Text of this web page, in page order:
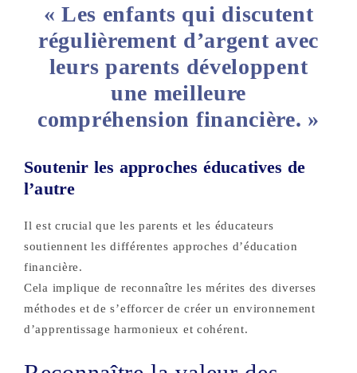
« Les enfants qui discutent
régulièrement d’argent avec
leurs parents développent
une meilleure
compréhension financière. »
Soutenir les approches éducatives de
l’autre
Il est crucial que les parents et les éducateurs
soutiennent les différentes approches d’éducation
financière.
Cela implique de reconnaître les mérites des diverses
méthodes et de s’efforcer de créer un environnement
d’apprentissage harmonieux et cohérent.